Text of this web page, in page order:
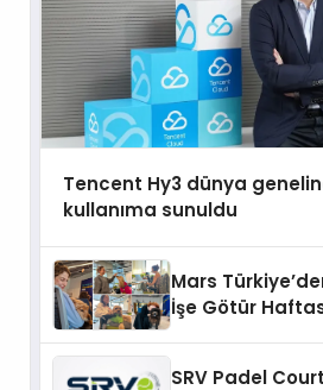
Tencent Hy3 dünya
kullanıma sunuldu
Mars
İşe Götür
SRV Padel